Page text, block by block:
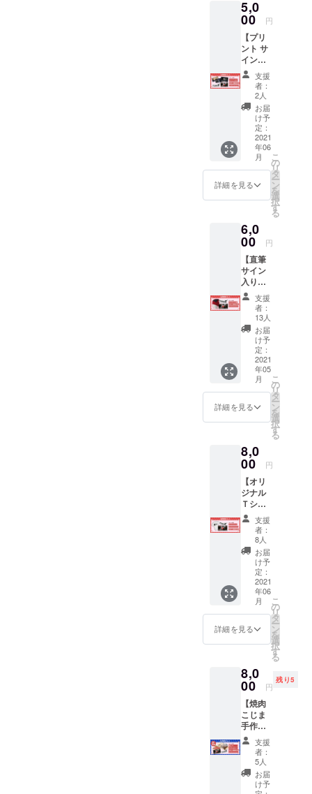
変更に
なる場
合がご
ざいま
す。
受注生
産のた
め、お
届けに
お時間
をいた
だきま
す。
ご支援
確定後
の返
金・
は、対
応いた
しかね
ますの
で、何
卒ご了
承くだ
さい。
にした
エッチ
ングク
リップ
個
数：各
種1個、
合計12
個 ・お
礼メー
組HP
https://
www.as
ahi.co.j
p/re_sp
orts/ ※
変更に
なる場
合がご
ざいま
す。 ※
ご支援
確定後
の返
金・
キャン
セル・
交換
は、対
応いた
しかね
ますの
で、何
5,0
00 円
【プリ
ント サ
イン入
りポス
トカー
ド（3
枚）】
・オリ
ジナル
プリン
ト サイ
ン入り
ポスト
カード
（3枚）
・お礼
動画
（30
秒） ・
オリジ
ナル ス
テッ
カー（1
枚） ※
ポスト
カード
写真
と実際
の商品
は異な
る場合
がござ
いま
された
もので
あり、
直筆サ
インで
はござ
いませ
ん。
※Tsukki
による
ダンス
動画を
メール
にて送
らせて
いただ
きま
サイ
ズ：約
H5cm×
W10cm
※デザイ
ンは変
更にな
る場合
がござ
いま
す。 ※
支援
者：
2人
お届
け予
定：
2021
年06
月
詳細を見る
こ
の
リ
タ
ー
ン
を
選
択
す
る
6,0
00 円
【直筆
サイン
入り
ニット
帽】 ・
直筆サ
イン入
りニッ
ト帽（1
枚） ・
お礼ダ
ンス動
画（30
秒） ・
オリジ
ナル ス
カー（1
枚） ※
ニット
帽
DUCKT
AIL社製
BUGス
ピン
ビー
ニーと
なりま
す。
サイズ
は、フ
リーサ
イズで
す。
色含め
異なる
場合が
ござい
ます。
ダン
ス環境
に恵ま
れない
海外の
子ども
支援
者：
13人
お届
け予
定：
2021
年05
月
詳細を見る
こ
の
リ
タ
ー
ン
を
選
択
す
る
8,0
00 円
【オリ
ジナル
Ｔシャ
ツ】 ・
オリジ
ナル T
シャツ
（1枚）
・お礼
ダンス
動画
（30
秒） ・
オリジ
ナル ス
テッ
枚） ※T
シャツ
デザ
インは
前面の
みで
す。
サイズ
は大人
S,M,Lよ
りお選
支援
者：
8人
お届
け予
定：
2021
年06
月
詳細を見る
こ
の
リ
タ
ー
ン
を
選
択
す
る
8,0
00 円
残り5
【焼肉
こじま
手作り
ロース
トビー
フたっ
ぷり1kg
ｾｯﾄ】 完
支援
者：
5人
お届
け予